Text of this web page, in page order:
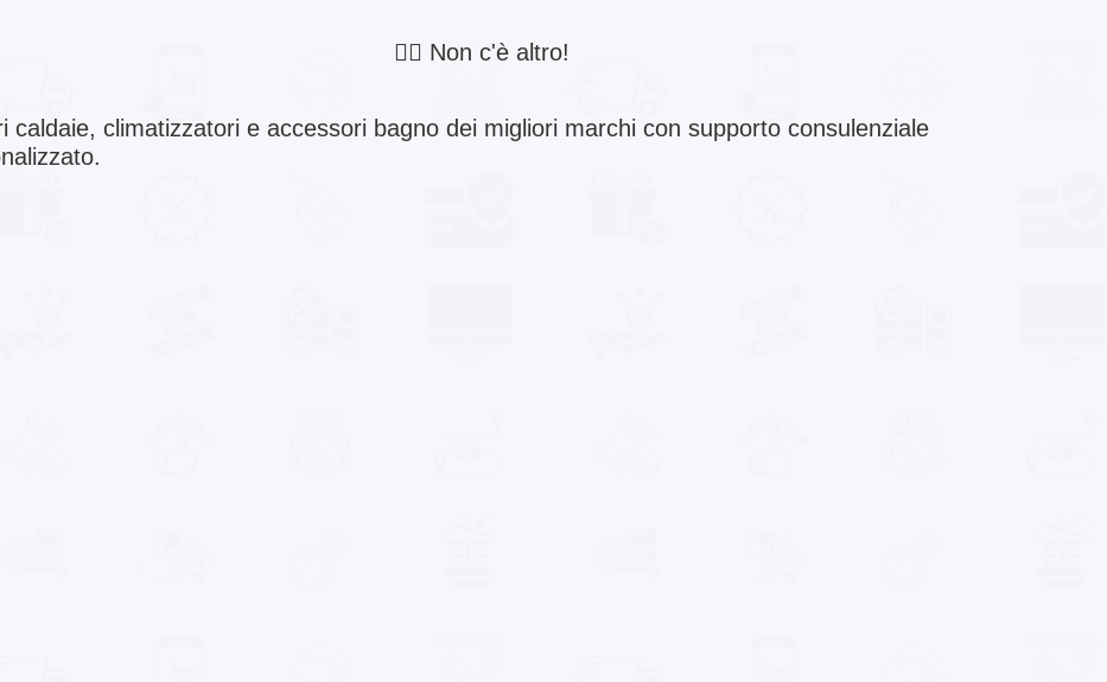
🤷‍♂️ Non c'è altro!
caldaie, climatizzatori e accessori bagno dei migliori marchi con supporto consulenziale